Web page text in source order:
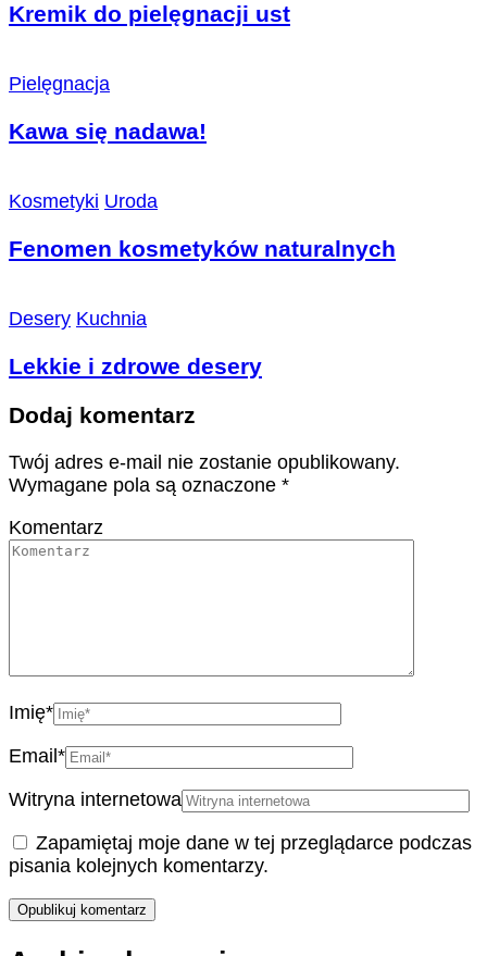
Kremik do pielęgnacji ust
Pielęgnacja
Kawa się nadawa!
Kosmetyki Uroda
Fenomen kosmetyków naturalnych
Desery Kuchnia
Lekkie i zdrowe desery
Dodaj komentarz
Twój adres e-mail nie zostanie opublikowany.
Wymagane pola są oznaczone *
Komentarz
Imię*
Email *
Witryna internetowa
Zapamiętaj moje dane w tej przeglądarce podczas
pisania kolejnych komentarzy.